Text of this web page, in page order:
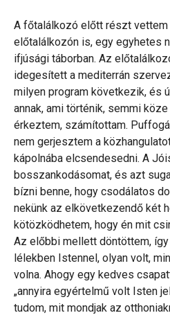
A főtalálkozó előtt részt
előtalálkozón is, egy egyhetes
ifjúsági táborban. Az
idegesített a mediterrán
milyen program következik, és
annak, ami történik, semmi
érkeztem, számítottam.
nem gerjesztem a
kápolnába elcsendesedni. A
bosszankodásomat, és azt
bízni benne, hogy csodálatos
nekünk az elkövetkezendő két
kötözködhetem, hogy én mit
Az előbbi mellett döntöttem,
lélekben Istennel, olyan volt,
volna. Ahogy egy kedves
„annyira egyértelmű volt Isten
tudom, mit mondjak az